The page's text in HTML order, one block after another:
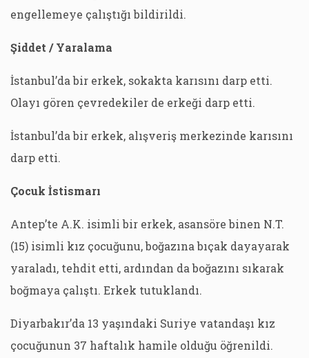
engellemeye çalıştığı bildirildi.
Şiddet / Yaralama
İstanbul’da bir erkek, sokakta karısını darp etti.
Olayı gören çevredekiler de erkeği darp etti.
İstanbul’da bir erkek, alışveriş merkezinde karısını
darp etti.
Çocuk İstismarı
Antep’te A.K. isimli bir erkek, asansöre binen N.T.
(15) isimli kız çocuğunu, boğazına bıçak dayayarak
yaraladı, tehdit etti, ardından da boğazını sıkarak
boğmaya çalıştı. Erkek tutuklandı.
Diyarbakır’da 13 yaşındaki Suriye vatandaşı kız
çocuğunun 37 haftalık hamile olduğu öğrenildi.